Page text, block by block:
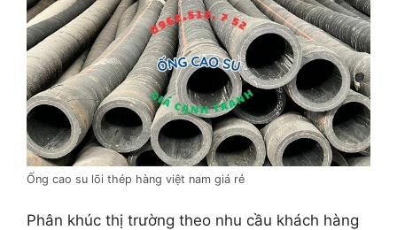
Ống cao su lõi thép hàng việt nam giá rẻ
Phân khúc thị trường theo nhu cầu khách hàng